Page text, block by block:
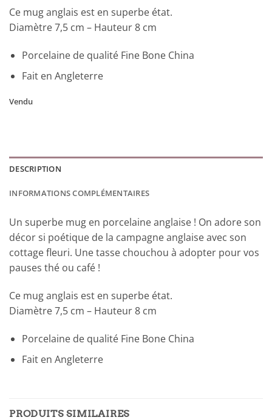
Ce mug anglais est en superbe état.
Diamètre 7,5 cm – Hauteur 8 cm
Porcelaine de qualité Fine Bone China
Fait en Angleterre
Vendu
DESCRIPTION
INFORMATIONS COMPLÉMENTAIRES
Un superbe mug en porcelaine anglaise ! On adore son
décor si poétique de la campagne anglaise avec son
cottage fleuri. Une tasse chouchou à adopter pour vos
pauses thé ou café !
Ce mug anglais est en superbe état.
Diamètre 7,5 cm – Hauteur 8 cm
Porcelaine de qualité Fine Bone China
Fait en Angleterre
PRODUITS SIMILAIRES